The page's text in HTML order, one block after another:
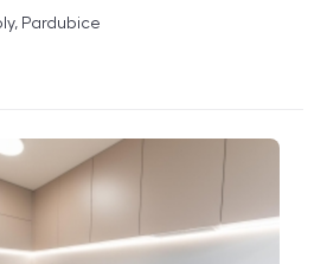
Pardubice